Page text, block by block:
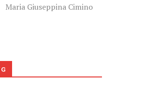
Maria Giuseppina Cimino